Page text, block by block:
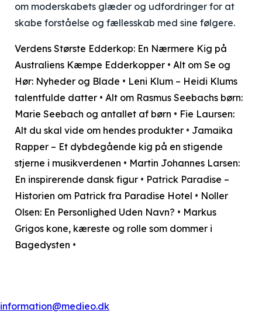
om moderskabets glæder og udfordringer for at
skabe forståelse og fællesskab med sine følgere.
Verdens Største Edderkop: En Nærmere Kig på
Australiens Kæmpe Edderkopper • Alt om Se og
Hør: Nyheder og Blade • Leni Klum – Heidi Klums
talentfulde datter • Alt om Rasmus Seebachs børn:
Marie Seebach og antallet af børn • Fie Laursen:
Alt du skal vide om hendes produkter • Jamaika
Rapper – Et dybdegående kig på en stigende
stjerne i musikverdenen • Martin Johannes Larsen:
En inspirerende dansk figur • Patrick Paradise –
Historien om Patrick fra Paradise Hotel • Noller
Olsen: En Personlighed Uden Navn? • Markus
Grigos kone, kæreste og rolle som dommer i
Bagedysten •
information@medieo.dk